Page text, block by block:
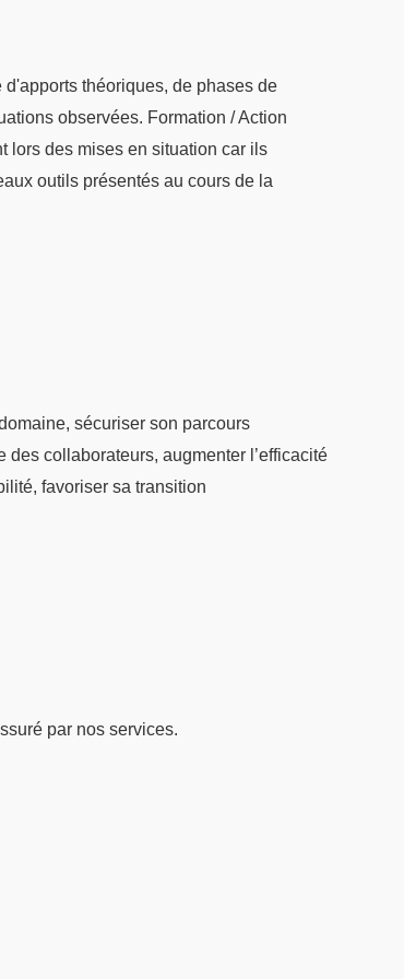
théoriques, de phases de
observées. Formation / Action
lors des mises en situation car ils
outils présentés au cours de la
sécuriser son parcours
collaborateurs, augmenter l’efficacité
favoriser sa transition
par nos services.